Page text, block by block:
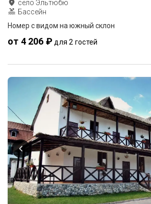
село Эльтюбю
Бассейн
Номер с видом на южный склон
от 4 206 ₽ для 2 гостей